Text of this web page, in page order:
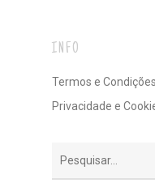
INFO
Termos e Condições
Privacidade e